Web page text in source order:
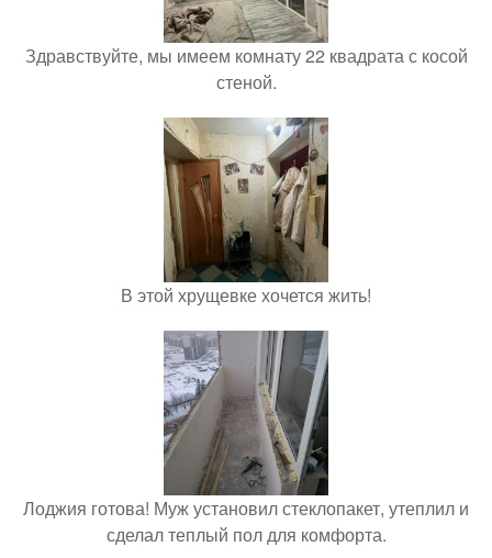
Здравствуйте, мы имеем комнату 22 квадрата с косой
стеной.
В этой хрущевке хочется жить!
Лоджия готова! Муж установил стеклопакет, утеплил и
сделал теплый пол для комфорта.